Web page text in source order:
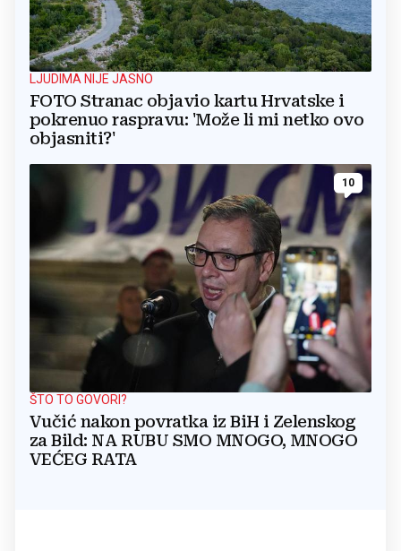
LJUDIMA NIJE JASNO
FOTO Stranac objavio kartu Hrvatske i
pokrenuo raspravu: 'Može li mi netko ovo
objasniti?'
10
ŠTO TO GOVORI?
Vučić nakon povratka iz BiH i Zelenskog
za Bild: NA RUBU SMO MNOGO, MNOGO
VEĆEG RATA